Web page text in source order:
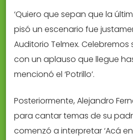
‘Quiero que sepan que la
pisó un escenario fue
Auditorio Telmex.
con un aplauso que llegue
mencionó el ‘Potrillo’.
Posteriormente, Alejandro
para cantar temas de su
comenzó a interpretar ‘Acá